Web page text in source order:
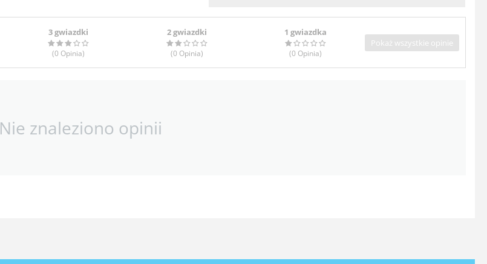
3 gwiazdki
(0 Opinia)
2 gwiazdki
(0 Opinia)
1 gwiazdka
(0 Opinia)
Pokaż wszystkie opinie
Nie znaleziono opinii